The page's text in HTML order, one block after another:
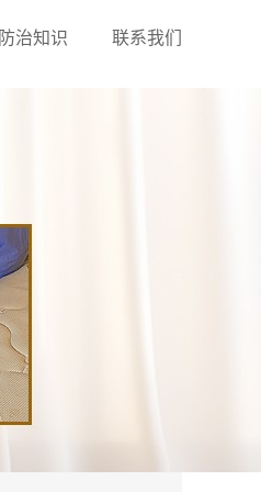
防治知识 联系我们